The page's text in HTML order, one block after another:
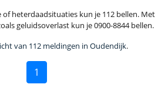
of heterdaadsituaties kun je 112 bellen. Met
geluidsoverlast kun je 0900-8844 bellen.
van 112 meldingen in Oudendijk.
1